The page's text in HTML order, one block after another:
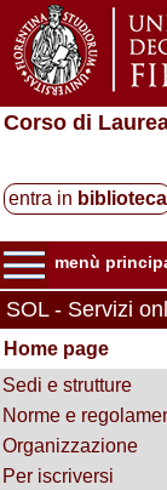
Corso di
entra in biblioteca
menù
SOL - Servizi
Home page
Sedi e strutture
Norme e
Organizzazione
Per iscriversi